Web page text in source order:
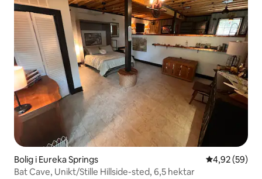
Bolig i Eureka Springs 4,92 ud af 5 i
4,92 (59)
Bat Cave, Unikt/Stille Hillside-sted, 6,5 hektar